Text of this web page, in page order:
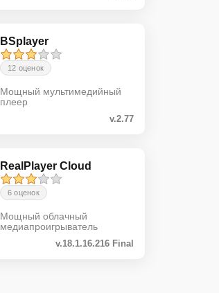
BSplayer
12 оценок
Мощный мультимедийный
плеер
v.2.77
RealPlayer Cloud
6 оценок
Мощный облачный
медиапроигрыватель
v.18.1.16.216 Final